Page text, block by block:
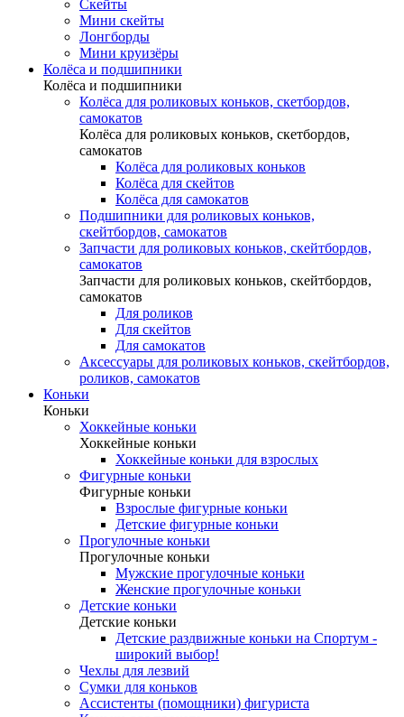
Скейты
Мини скейты
Лонгборды
Мини круизёры
Колёса и подшипники
Колёса и подшипники
Колёса для роликовых коньков, скетбордов,
самокатов
Колёса для роликовых коньков, скетбордов,
самокатов
Колёса для роликовых коньков
Колёса для скейтов
Колёса для самокатов
Подшипники для роликовых коньков,
скейтбордов, самокатов
Запчасти для роликовых коньков, скейтбордов,
самокатов
Запчасти для роликовых коньков, скейтбордов,
самокатов
Для роликов
Для скейтов
Для самокатов
Аксессуары для роликовых коньков, скейтбордов,
роликов, самокатов
Коньки
Коньки
Хоккейные коньки
Хоккейные коньки
Хоккейные коньки для взрослых
Фигурные коньки
Фигурные коньки
Взрослые фигурные коньки
Детские фигурные коньки
Прогулочные коньки
Прогулочные коньки
Мужские прогулочные коньки
Женские прогулочные коньки
Детские коньки
Детские коньки
Детские раздвижные коньки на Спортум -
широкий выбор!
Чехлы для лезвий
Сумки для коньков
Ассистенты (помощники) фигуриста